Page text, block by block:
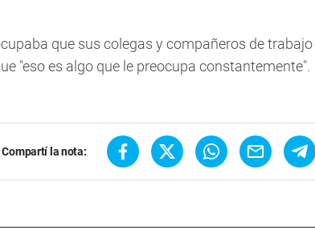
que sus colegas y compañeros de trabajo
"eso es algo que le preocupa constantemente".
Compartí la nota: